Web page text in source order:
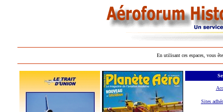
En utilisant ces espaces, vous
Sites